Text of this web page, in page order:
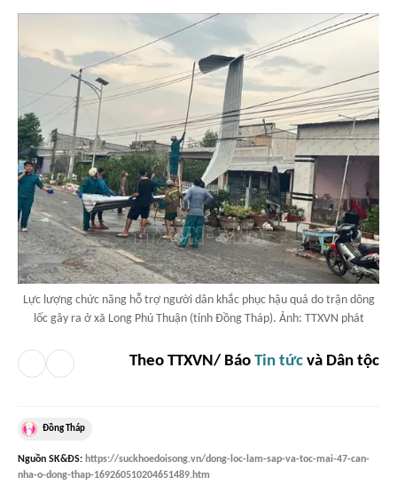
Lực lượng chức năng hỗ trợ người dân khắc phục hậu quả do trận dông
lốc gây ra ở xã Long Phú Thuận (tỉnh Đồng Tháp). Ảnh: TTXVN phát
Theo TTXVN/ Báo Tin tức và Dân tộc
Đồng Tháp
Nguồn SK&ĐS: https://suckhoedoisong.vn/dong-loc-lam-sap-va-toc-mai-47-can-
nha-o-dong-thap-169260510204651489.htm